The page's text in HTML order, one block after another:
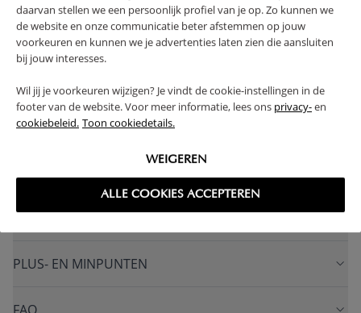
daarvan stellen we een persoonlijk profiel van je op. Zo kunnen we
de website en onze communicatie beter afstemmen op jouw
voorkeuren en kunnen we je advertenties laten zien die aansluiten
bij jouw interesses.
Wil jij je voorkeuren wijzigen? Je vindt de cookie-instellingen in de
footer van de website. Voor meer informatie, lees ons privacy-en
cookiebeleid. Toon cookiedetails.
WEIGEREN
ALLE COOKIES ACCEPTEREN
< 4 JAAR
MULTIFUNCTIONEEL
VOLDOET AAN EN-VEILIGHEIDSNORM
IN HOOGTE VERSTELBAAR
PRODUCTEIGENSCHAPPEN
PLUS- EN MINPUNTEN